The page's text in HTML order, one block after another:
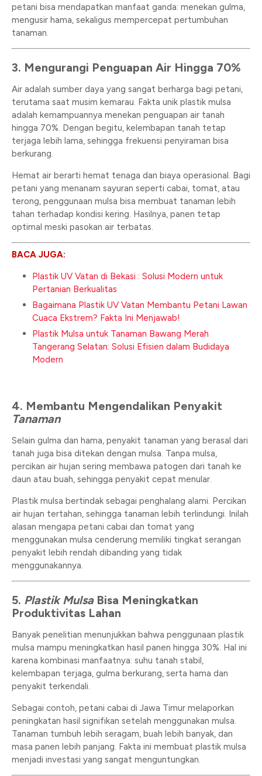
petani bisa mendapatkan manfaat ganda: menekan gulma,
mengusir hama, sekaligus mempercepat pertumbuhan
tanaman.
3. Mengurangi Penguapan Air Hingga 70%
Air adalah sumber daya yang sangat berharga bagi petani,
terutama saat musim kemarau. Fakta unik plastik mulsa
adalah kemampuannya menekan penguapan air tanah
hingga 70%. Dengan begitu, kelembapan tanah tetap
terjaga lebih lama, sehingga frekuensi penyiraman bisa
berkurang.
Hemat air berarti hemat tenaga dan biaya operasional. Bagi
petani yang menanam sayuran seperti cabai, tomat, atau
terong, penggunaan mulsa bisa membuat tanaman lebih
tahan terhadap kondisi kering. Hasilnya, panen tetap
optimal meski pasokan air terbatas.
BACA JUGA:
Plastik UV Vatan di Bekasi : Solusi Modern untuk
Pertanian Berkualitas
Bagaimana Plastik UV Vatan Membantu Petani Lawan
Cuaca Ekstrem? Fakta Ini Menjawab!
Plastik Mulsa untuk Tanaman Bawang Merah
Tangerang Selatan: Solusi Efisien dalam Budidaya
Modern
4. Membantu Mengendalikan Penyakit
Tanaman
Selain gulma dan hama, penyakit tanaman yang berasal dari
tanah juga bisa ditekan dengan mulsa. Tanpa mulsa,
percikan air hujan sering membawa patogen dari tanah ke
daun atau buah, sehingga penyakit cepat menular.
Plastik mulsa bertindak sebagai penghalang alami. Percikan
air hujan tertahan, sehingga tanaman lebih terlindungi. Inilah
alasan mengapa petani cabai dan tomat yang
menggunakan mulsa cenderung memiliki tingkat serangan
penyakit lebih rendah dibanding yang tidak
menggunakannya.
5. Plastik MulsaBisa Meningkatkan
Produktivitas Lahan
Banyak penelitian menunjukkan bahwa penggunaan plastik
mulsa mampu meningkatkan hasil panen hingga 30%. Hal ini
karena kombinasi manfaatnya: suhu tanah stabil,
kelembapan terjaga, gulma berkurang, serta hama dan
penyakit terkendali.
Sebagai contoh, petani cabai di Jawa Timur melaporkan
peningkatan hasil signifikan setelah menggunakan mulsa.
Tanaman tumbuh lebih seragam, buah lebih banyak, dan
masa panen lebih panjang. Fakta ini membuat plastik mulsa
menjadi investasi yang sangat menguntungkan.